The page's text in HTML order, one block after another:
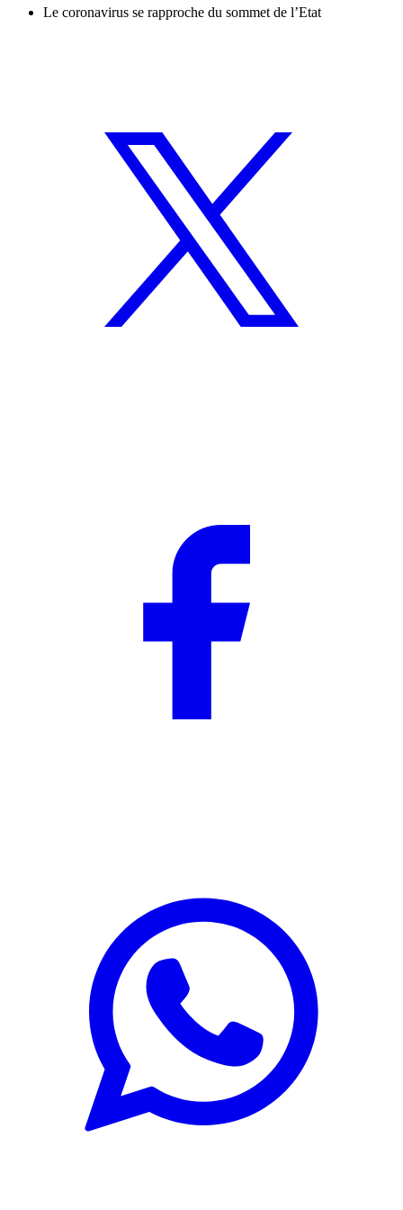
Le coronavirus se rapproche du sommet de l’Etat